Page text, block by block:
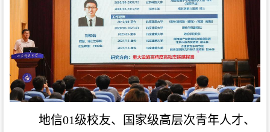
地信01级校友、国家级高层次青年人才、